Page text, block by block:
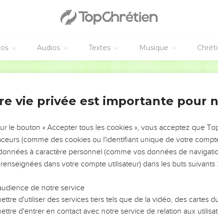
Audios Textes Musique
en chemin, quelques hommes de la garde entrèrent dans la
les anciens pour tenir conseil, ceux-ci donnèrent une forte
« Dites que ses disciples sont venus de nuit voler le corps
nous l'apaiserons et nous ferons en sorte que vous
et se conformèrent aux instructions reçues. Et ce récit des
aujourd’hui.
ses disciples
en Galilée, sur la montagne que Jésus leur avait désignée.
prosternèrent [devant lui], mais quelques-uns eurent des
dit : « Tout pouvoir m'a été donné dans le ciel et sur la terre.
vie privée est importante pour
le bouton « Accepter tous les cookies », vous acceptez que
(comme des cookies ou l'identifiant unique de votre
à caractère personnel (comme vos données de
dans votre compte utilisateur) dans les buts suivants :
de notre service
d'utiliser des services tiers tels que de la vidéo, des cartes
d'entrer en contact avec notre service de relation aux